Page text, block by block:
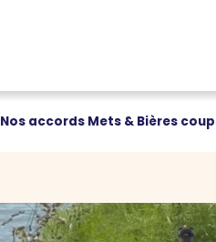
Nos accords Mets & Bières